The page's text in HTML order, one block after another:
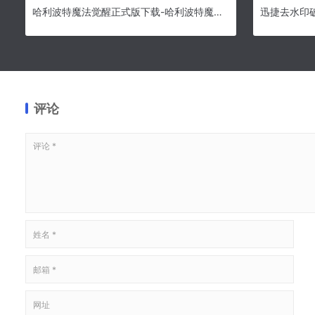
哈利波特魔法觉醒正式版下载-哈利波特魔法觉醒官方电脑版下载 v1.20.202330[百度网盘资源]
评论